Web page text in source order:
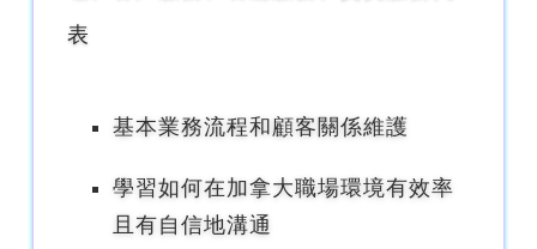
表
基本業務流程和顧客關係維護
學習如何在加拿大職場環境有效率
且有自信地溝通